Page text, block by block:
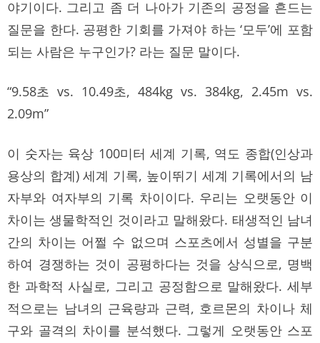
야기이다. 그리고 좀 더 나아가 기존의 공정을 흔드는
질문을 한다. 공평한 기회를 가져야 하는 ‘모두’에 포함
되는 사람은 누구인가? 라는 질문 말이다.
“9.58초 vs. 10.49초, 484kg vs. 384kg, 2.45m vs.
2.09m”
이 숫자는 육상 100미터 세계 기록, 역도 종합(인상과
용상의 합계) 세계 기록, 높이뛰기 세계 기록에서의 남
자부와 여자부의 기록 차이이다. 우리는 오랫동안 이
차이는 생물학적인 것이라고 말해왔다. 태생적인 남녀
간의 차이는 어쩔 수 없으며 스포츠에서 성별을 구분
하여 경쟁하는 것이 공평하다는 것을 상식으로, 명백
한 과학적 사실로, 그리고 공정함으로 말해왔다. 세부
적으로는 남녀의 근육량과 근력, 호르몬의 차이나 체
구와 골격의 차이를 분석했다. 그렇게 오랫동안 스포